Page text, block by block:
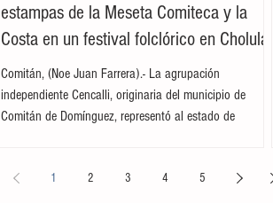
estampas de la Meseta Comiteca y la
Costa en un festival folclórico en Cholula
Comitán, (Noe Juan Farrera).- La agrupación
independiente Cencalli, originaria del municipio de
Comitán de Domínguez, representó al estado de
Puebla. La compañía de danza, integrada por personas
1 2 3 4 5